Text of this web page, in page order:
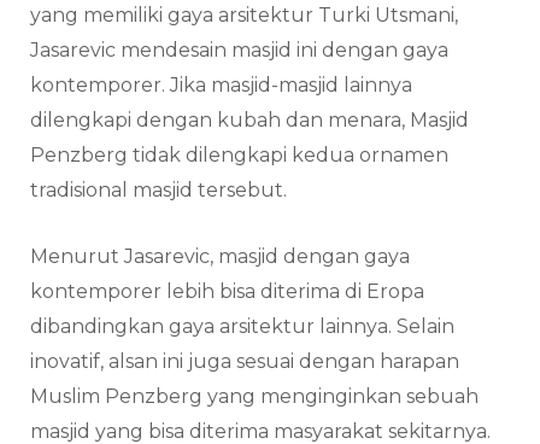
yang memiliki gaya arsitektur Turki Utsmani,
Jasarevic mendesain masjid ini dengan gaya
kontemporer. Jika masjid-masjid lainnya
dilengkapi dengan kubah dan menara, Masjid
Penzberg tidak dilengkapi kedua ornamen
tradisional masjid tersebut.
Menurut Jasarevic, masjid dengan gaya
kontemporer lebih bisa diterima di Eropa
dibandingkan gaya arsitektur lainnya. Selain
inovatif, alsan ini juga sesuai dengan harapan
Muslim Penzberg yang menginginkan sebuah
masjid yang bisa diterima masyarakat sekitarnya.